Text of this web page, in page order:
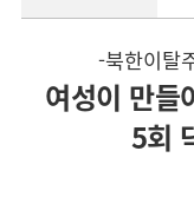
-북한이탈
여성이 만들
5회